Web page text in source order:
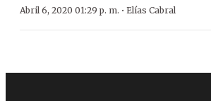
Abril 6, 2020 01:29 p. m. · Elías Cabral